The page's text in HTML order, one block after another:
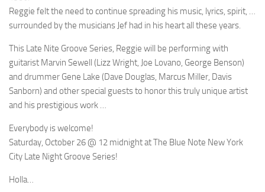
Reggie felt the need to continue spreading his music, lyrics, spirit, …
surrounded by the musicians Jef had in his heart all these years.
This Late Nite Groove Series, Reggie will be performing with
guitarist Marvin Sewell (Lizz Wright, Joe Lovano, George Benson)
and drummer Gene Lake (Dave Douglas, Marcus Miller, Davis
Sanborn) and other special guests to honor this truly unique artist
and his prestigious work …
Everybody is welcome!
Saturday, October 26 @ 12 midnight at The Blue Note New York
City Late Night Groove Series!
Holla…